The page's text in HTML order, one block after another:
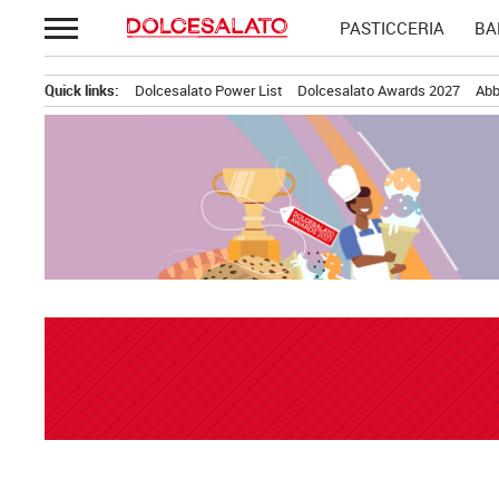
Passa
al
PASTICCERIA
Quick links: Dolcesalato Power List Dolcesalato Awards 2027